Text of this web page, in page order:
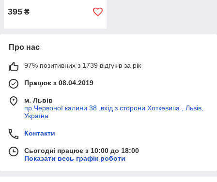
395 ₴
Про нас
97% позитивних з 1739 відгуків за рік
Працює з 08.04.2019
м. Львів
пр.Червоної калини 38 ,вхід з сторони Хоткевича , Львів,
Україна
Контакти
Сьогодні працює з 10:00 до 18:00
Показати весь графік роботи